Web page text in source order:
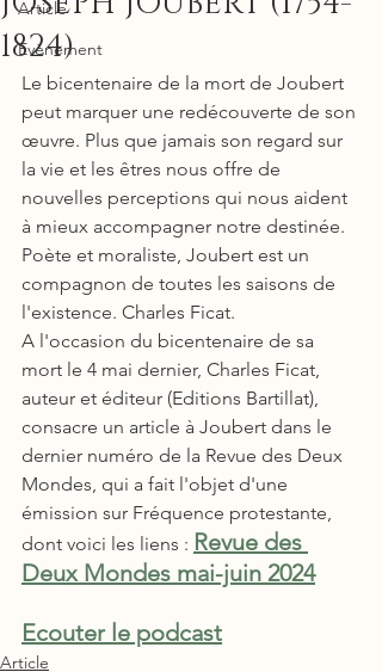
Article
Evènement
1824)
Le bicentenaire de la mort de Joubert
peut marquer une redécouverte de son
œuvre. Plus que jamais son regard sur
la vie et les êtres nous offre de
nouvelles perceptions qui nous aident
à mieux accompagner notre destinée.
Poète et moraliste, Joubert est un
compagnon de toutes les saisons de
l'existence. Charles Ficat.
A l'occasion du bicentenaire de sa
mort le 4 mai dernier, Charles Ficat,
auteur et éditeur (Editions Bartillat),
consacre un article à Joubert dans le
dernier numéro de la Revue des Deux
Mondes, qui a fait l'objet d'une
émission sur Fréquence protestante,
dont voici les liens : Revue des
Deux Mondes mai-juin 2024
Ecouter le podcast
Article